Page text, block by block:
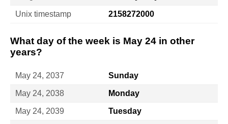
Unix timestamp 2158272000
What day of the week is May 24 in other
years?
May 24, 2037 Sunday
May 24, 2038 Monday
May 24, 2039 Tuesday